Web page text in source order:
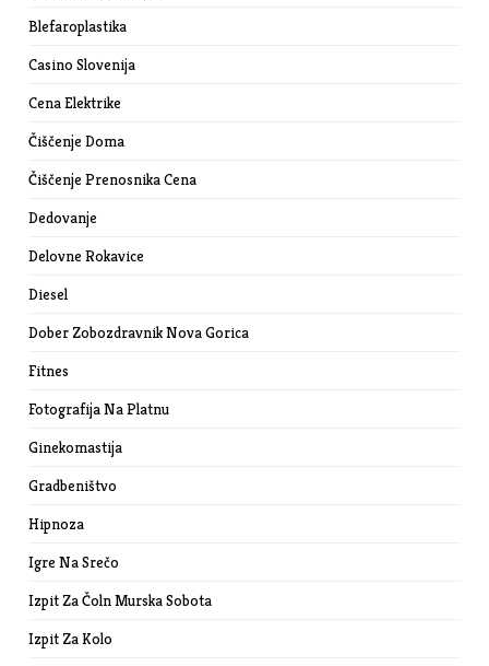
Blefaroplastika
Casino Slovenija
Cena Elektrike
Čiščenje Doma
Čiščenje Prenosnika Cena
Dedovanje
Delovne Rokavice
Diesel
Dober Zobozdravnik Nova Gorica
Fitnes
Fotografija Na Platnu
Ginekomastija
Gradbeništvo
Hipnoza
Igre Na Srečo
Izpit Za Čoln Murska Sobota
Izpit Za Kolo